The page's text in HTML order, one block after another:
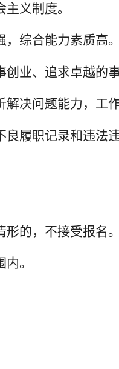
义制度。
，综合能力素质高
业、追求卓越的
决问题能力，工
良履职记录和违法
形的，不接受报名
。